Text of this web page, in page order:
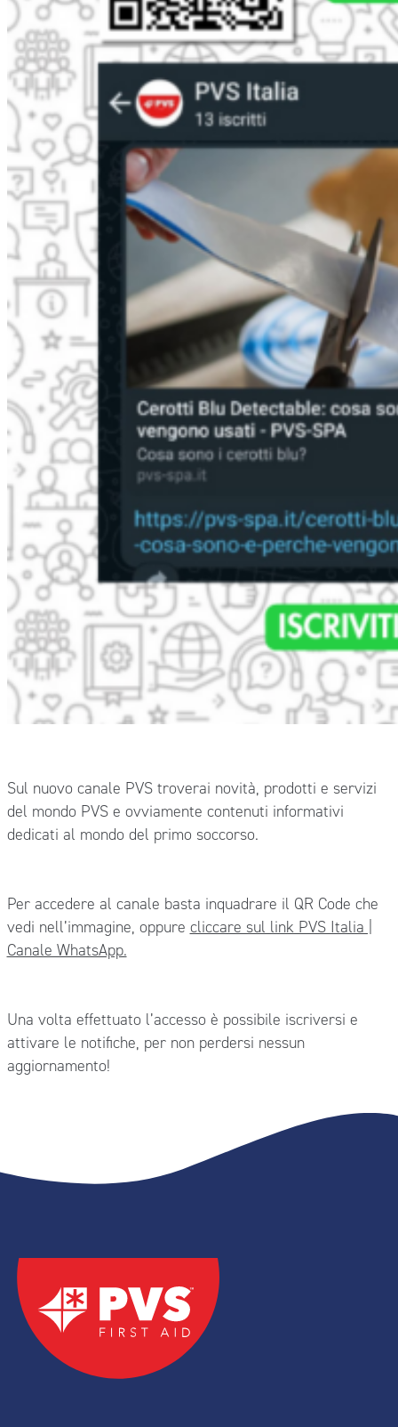
Sul nuovo canale PVS troverai novità, prodotti e servizi
del mondo PVS e ovviamente contenuti informativi
dedicati al mondo del primo soccorso.
Per accedere al canale basta inquadrare il QR Code che
vedi nell’immagine, oppure cliccare sul link PVS Italia |
Canale WhatsApp.
Una volta effettuato l’accesso è possibile iscriversi e
attivare le notifiche, per non perdersi nessun
aggiornamento!